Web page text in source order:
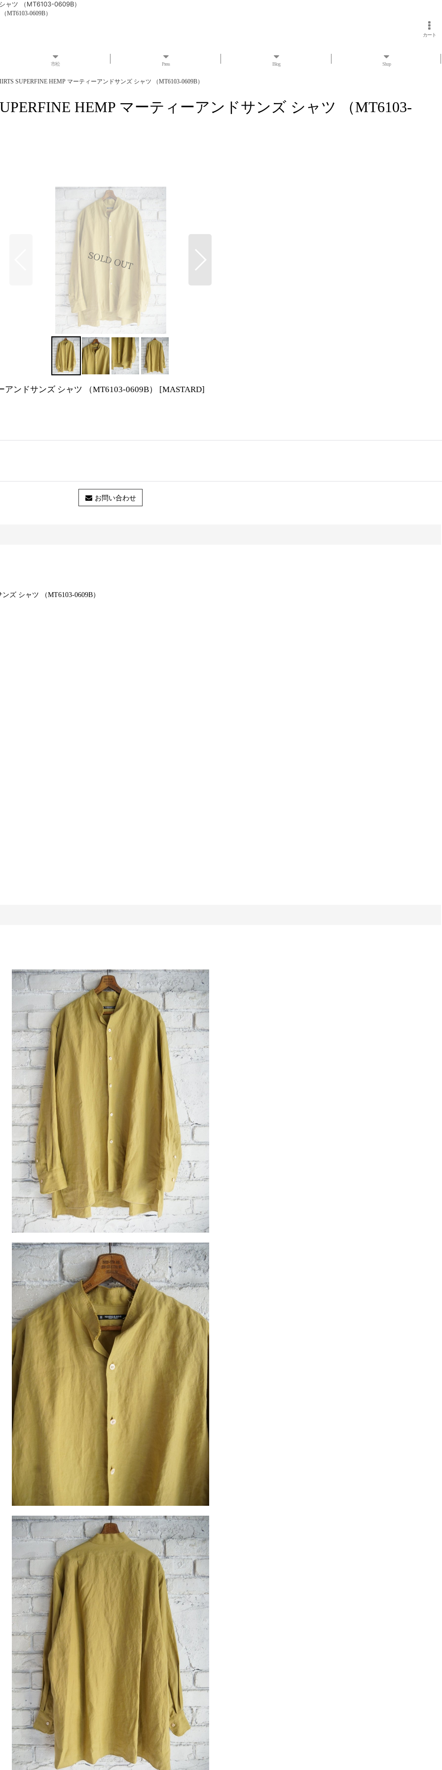
ャツ （MT6103-0609B）
MT6103-0609B）
カート
市松 Press Blog Shop
SUPERFINE HEMP マーティーアンドサンズ シャツ （MT6103-0609B）
HEMP マーティーアンドサンズ シャツ （MT6103-
アンドサンズ シャツ （MT6103-0609B） [MASTARD]
お問い合わせ
ズ シャツ （MT6103-0609B）